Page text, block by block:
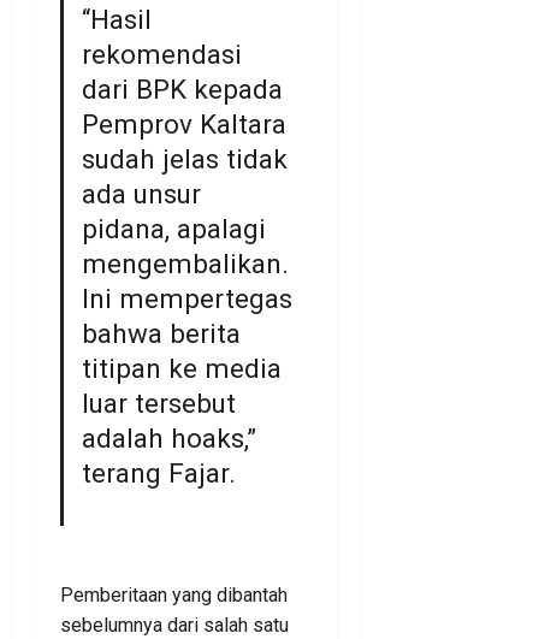
“Hasil
rekomendasi
dari BPK kepada
Pemprov Kaltara
sudah jelas tidak
ada unsur
pidana, apalagi
mengembalikan.
Ini mempertegas
bahwa berita
titipan ke media
luar tersebut
adalah hoaks,”
terang Fajar.
Pemberitaan yang dibantah
sebelumnya dari salah satu